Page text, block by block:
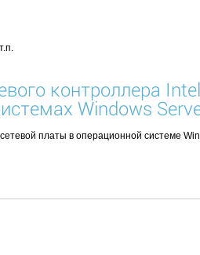
т.п.
контроллера
Windows
платы в операционной системе